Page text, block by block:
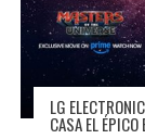
LG
CASA EL